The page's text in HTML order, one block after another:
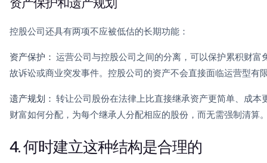
控股公司还具有两项不应被低估的长期功能：
资产保护： 运营公司与控股公司之间的分离，可以保护累积财富
故诉讼或商业突发事件。控股公司的资产不会直接面临运营型有
遗产规划： 转让公司股份在法律上比直接继承资产更简单、成本
财富如何分配，为每个继承人分配相应的股份，而无需强制清算
4. 何时建立这种结构是合理的